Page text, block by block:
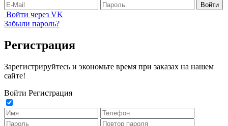
Войти
Войти через VK
Забыли пароль?
Регистрация
Зарегистрируйтесь и экономьте время при заказах на нашем
сайте!
Войти Регистрация